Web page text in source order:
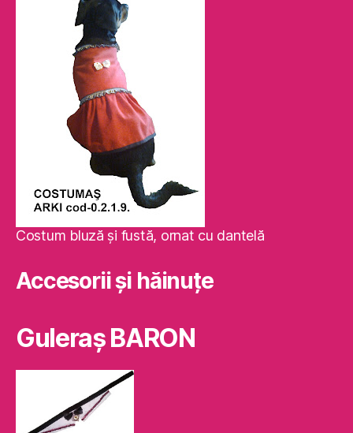
Costum bluză şi fustă, ornat cu dantelă
Accesorii și hăinuțe
Guleraş BARON